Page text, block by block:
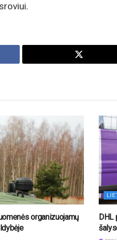
organizuojamų
DHL